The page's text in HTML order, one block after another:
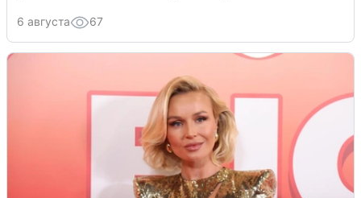
6 августа 67